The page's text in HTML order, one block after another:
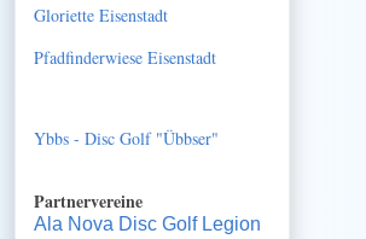
Gloriette Eisenstadt
Pfadfinderwiese Eisenstadt
Ybbs - Disc Golf "Übbser"
Partnervereine
Ala Nova Disc Golf Legion